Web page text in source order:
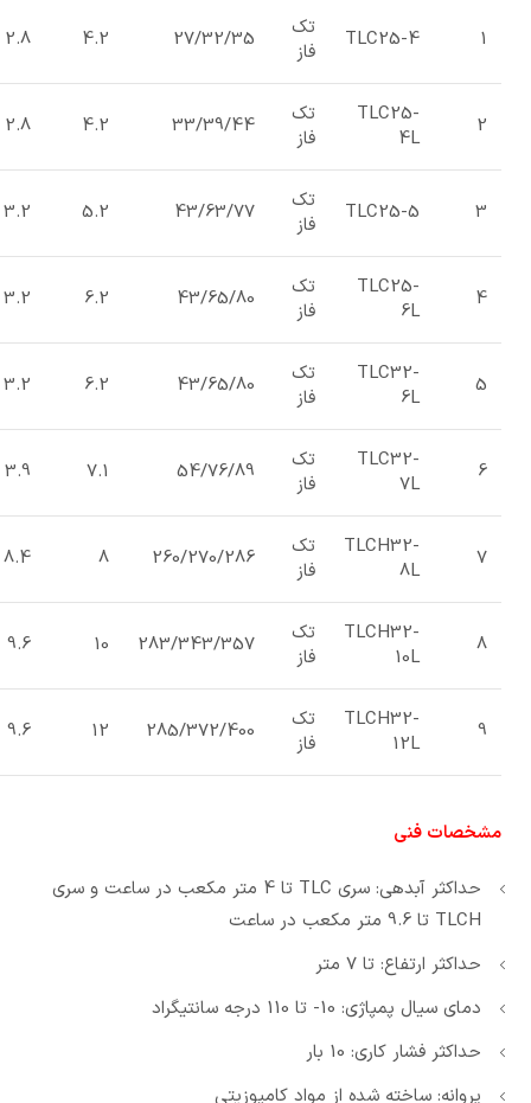
1
TLC25-4
تک
فاز
27/32/35
4.2
2.8
2
TLC25-
4L
تک
فاز
33/39/44
4.2
2.8
3
TLC25-5
تک
فاز
43/63/77
5.2
3.2
4
TLC25-
6L
تک
فاز
43/65/80
6.2
3.2
5
TLC32-
6L
تک
فاز
43/65/80
6.2
3.2
6
TLC32-
7L
تک
فاز
54/76/89
7.1
3.9
7
TLCH32-
8L
تک
فاز
260/270/286
8
8.4
8
TLCH32-
10L
تک
فاز
283/343/357
10
9.6
9
TLCH32-
12L
تک
فاز
285/372/400
12
9.6
مشخصات فنی
حداکثر آبدهی: سری TLC تا 4 متر مکعب در ساعت و سری
TLCH تا 9.6 متر مکعب در ساعت
حداکثر ارتفاع: تا 7 متر
دمای سیال پمپاژی: 10- تا 110 درجه سانتیگراد
حداکثر فشار کاری: 10 بار
پروانه: ساخته شده از مواد کامپوزیتی